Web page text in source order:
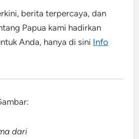
berita terpercaya, dan
Papua kami hadirkan
Anda, hanya di sini Info
dari